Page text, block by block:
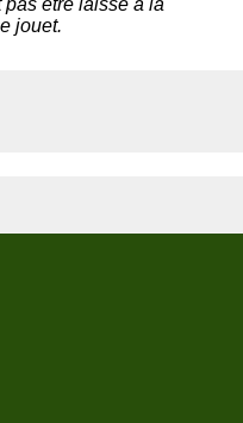
être laissé à la
jouet.